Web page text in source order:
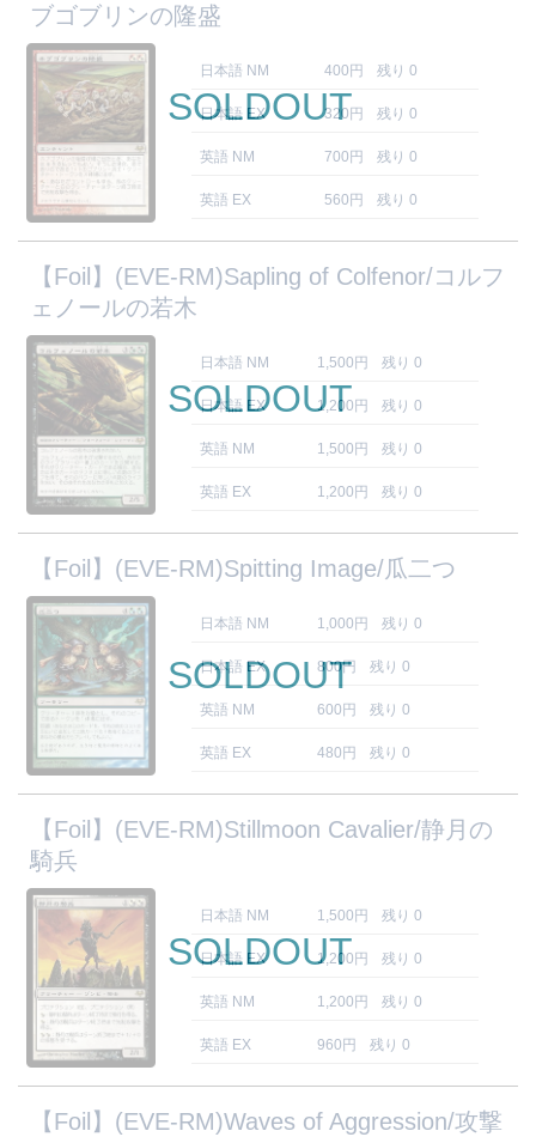
ブゴブリンの隆盛
日本語 NM 400円 残り 0
日本語 EX 320円 残り 0
英語 NM 700円 残り 0
英語 EX 560円 残り 0
SOLDOUT
【Foil】(EVE-RM)Sapling of Colfenor/コルフ
ェノールの若木
日本語 NM 1,500円 残り 0
日本語 EX 1,200円 残り 0
英語 NM 1,500円 残り 0
英語 EX 1,200円 残り 0
SOLDOUT
【Foil】(EVE-RM)Spitting Image/瓜二つ
日本語 NM 1,000円 残り 0
日本語 EX 800円 残り 0
英語 NM 600円 残り 0
英語 EX 480円 残り 0
SOLDOUT
【Foil】(EVE-RM)Stillmoon Cavalier/静月の
騎兵
日本語 NM 1,500円 残り 0
日本語 EX 1,200円 残り 0
英語 NM 1,200円 残り 0
英語 EX 960円 残り 0
SOLDOUT
【Foil】(EVE-RM)Waves of Aggression/攻撃